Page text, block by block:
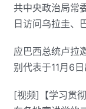
共中央政治局常
日访问乌拉圭、
应巴西总统卢拉
别代表于11月6
[视频]【学习贯